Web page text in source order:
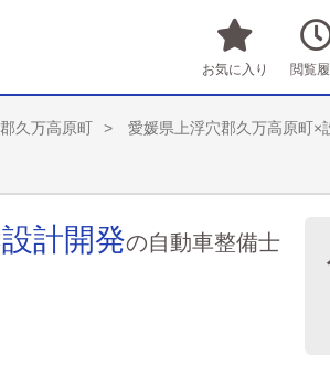
お気に入り 閲覧
久万高原町 愛媛県上浮穴郡久万高原町×
計開発の自動車整備士